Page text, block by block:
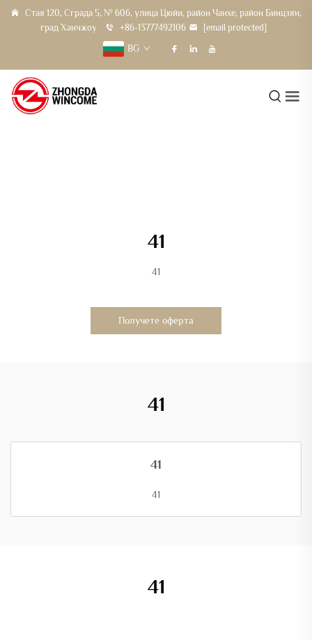
Стая 120, Сграда 5, № 606, улица Цюйи, район Чанхе, район Бинцзян,
град Ханчжоу
+86-13777492106
[email protected]
BG
41
41
Получете оферта
41
41
41
41